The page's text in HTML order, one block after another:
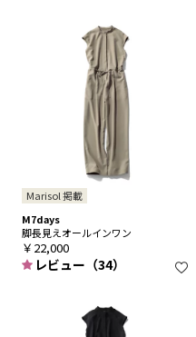
Marisol 掲載
M7days
脚長見えオールインワン
￥22,000
レビュー（34）